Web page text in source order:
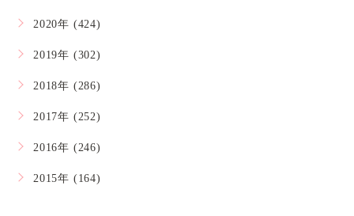
2020年 (424)
2019年 (302)
2018年 (286)
2017年 (252)
2016年 (246)
2015年 (164)